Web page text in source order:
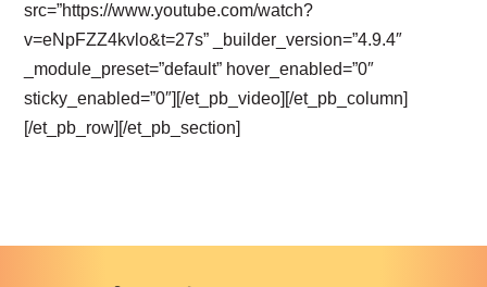
src=”https://www.youtube.com/watch?
v=eNpFZZ4kvlo&t=27s” _builder_version=”4.9.4″
_module_preset=”default” hover_enabled=”0″
sticky_enabled=”0″][/et_pb_video][/et_pb_column]
[/et_pb_row][/et_pb_section]